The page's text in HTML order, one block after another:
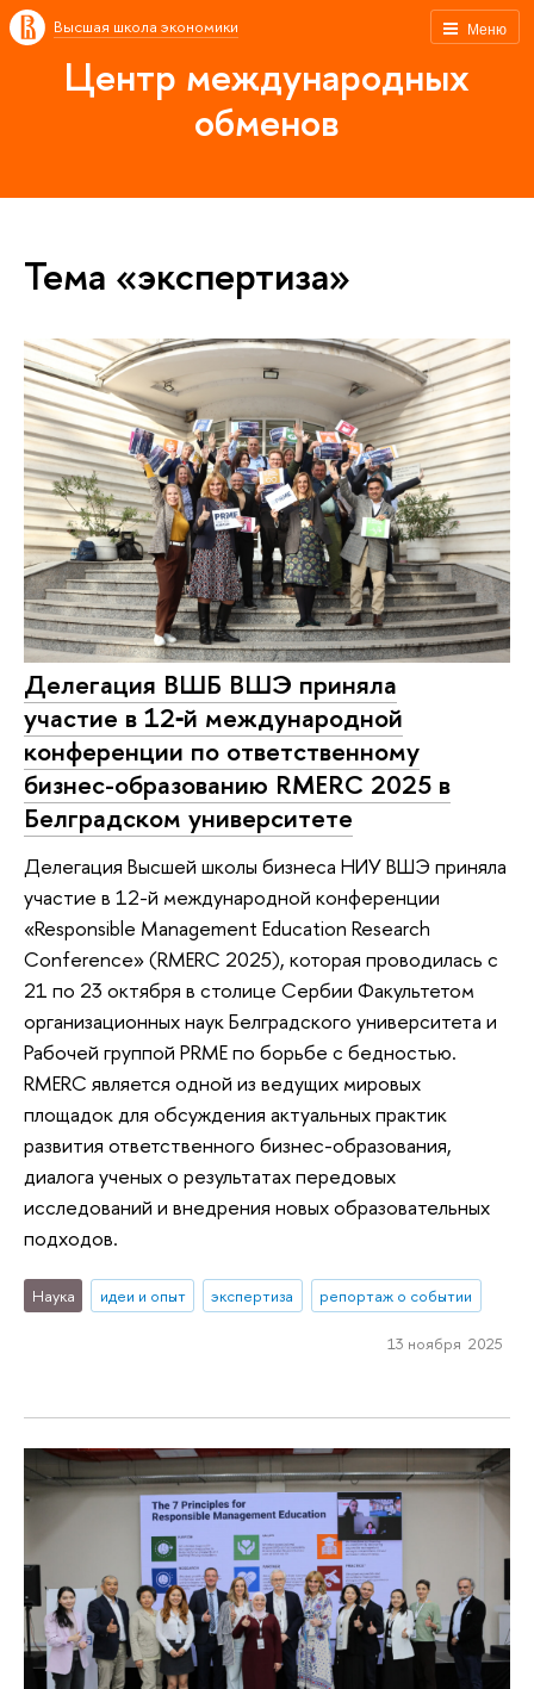
Меню
Высшая школа экономики
Центр международных
обменов
Тема «экспертиза»
Делегация ВШБ ВШЭ приняла
участие в 12‑й международной
конференции по ответственному
бизнес-образованию RMERC 2025 в
Белградском университете
Делегация Высшей школы бизнеса НИУ ВШЭ приняла
участие в 12-й международной конференции
«Responsible Management Education Research
Conference» (RMERC 2025), которая проводилась с
21 по 23 октября в столице Сербии Факультетом
организационных наук Белградского университета и
Рабочей группой PRME по борьбе с бедностью.
RMERC является одной из ведущих мировых
площадок для обсуждения актуальных практик
развития ответственного бизнес-образования,
диалога ученых о результатах передовых
исследований и внедрения новых образовательных
подходов.​
Наука идеи и опыт экспертиза репортаж о событии
13 ноября 2025